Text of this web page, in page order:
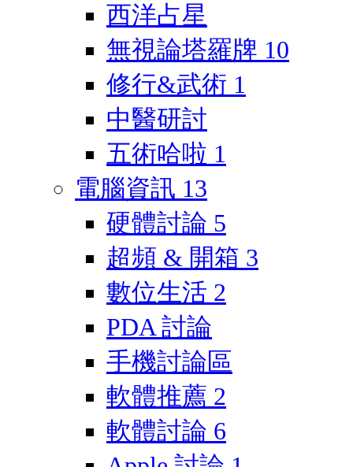
西洋占星
無視論塔羅牌 10
修行&武術 1
中醫研討
五術哈啦 1
電腦資訊 13
硬體討論 5
超頻 & 開箱 3
數位生活 2
PDA 討論
手機討論區
軟體推薦 2
軟體討論 6